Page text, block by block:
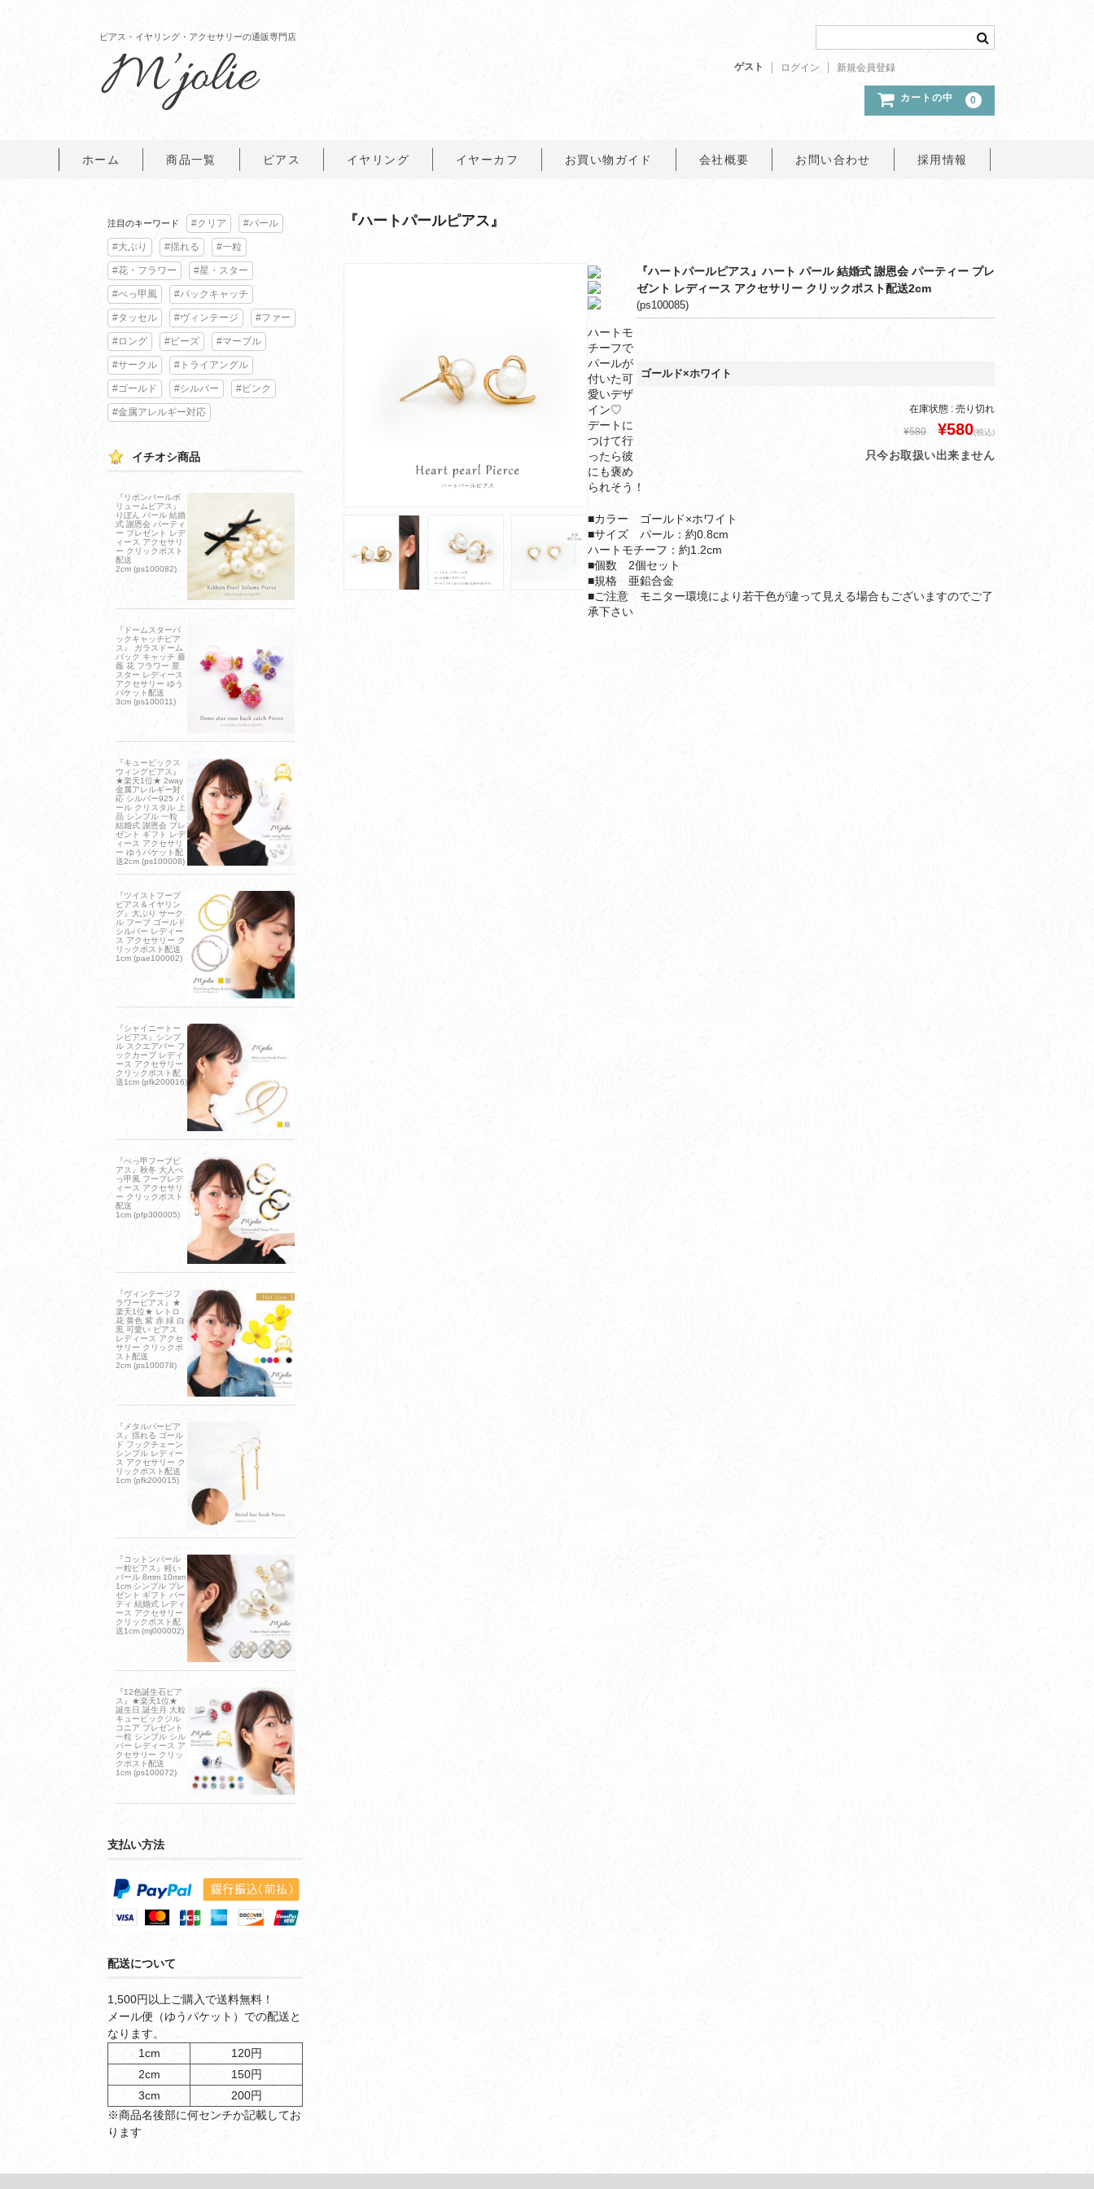
ピアス・イヤリング・アクセサリーの通販専門店
ゲスト ログイン 新規会員登録
カートの中 0
ホーム 商品一覧 ピアス イヤリング イヤーカフ お買い物ガイド 会社概要 お問い合わせ 採用情報
『ハートパールピアス』
『ハートパールピアス』ハート パール 結婚式 謝恩会 パーティー プレ
ゼント レディース アクセサリー クリックポスト配送2cm
(ps100085)
ゴールド×ホワイト
在庫状態 : 売り切れ
¥580 ¥580(税込)
只今お取扱い出来ません
ハートモ
チーフで
パールが
付いた可
愛いデザ
イン♡
デートに
つけて行
ったら彼
にも褒め
られそう！
■カラー ゴールド×ホワイト
■サイズ パール：約0.8cm
ハートモチーフ：約1.2cm
■個数 2個セット
■規格 亜鉛合金
■ご注意 モニター環境により若干色が違って見える場合もございますのでご了
承下さい
注目のキーワード #クリア #パール
#大ぶり #揺れる #一粒
#花・フラワー #星・スター
#べっ甲風 #バックキャッチ
#タッセル #ヴィンテージ #ファー
#ロング #ビーズ #マーブル
#サークル #トライアングル
#ゴールド #シルバー #ピンク
#金属アレルギー対応
イチオシ商品
『リボンパールボ
リュームピアス』
りぼん パール 結婚
式 謝恩会 パーティ
ー プレゼント レデ
ィース アクセサリ
ー クリックポスト
配送
2cm (ps100082)
『ドームスターバ
ックキャッチピア
ス』 ガラスドーム
バック キャッチ 薔
薇 花 フラワー 星
スター レディース
アクセサリー ゆう
パケット配送
3cm (ps100011)
『キュービックス
ウィングピアス』
★楽天1位★ 2way
金属アレルギー対
応 シルバー925 パ
ール クリスタル 上
品 シンプル 一粒
結婚式 謝恩会 プレ
ゼント ギフト レデ
ィース アクセサリ
ー ゆうパケット配
送2cm (ps100008)
『ツイストフープ
ピアス＆イヤリン
グ』大ぶり サーク
ル フープ ゴールド
シルバー レディー
ス アクセサリー ク
リックポスト配送
1cm (pae100002)
『シャイニートー
ンピアス』シンプ
ル スクエアバー フ
ックカーブ レディ
ース アクセサリー
クリックポスト配
送1cm (pfk200016)
『べっ甲フープピ
アス』秋冬 大人べ
っ甲風 フープレデ
ィース アクセサリ
ー クリックポスト
配送
1cm (pfp300005)
『ヴィンテージフ
ラワーピアス』★
楽天1位★ レトロ
花 黄色 紫 赤 緑 白
黒 可愛い ピアス
レディース アクセ
サリー クリックポ
スト配送
2cm (ps100078)
『メタルバーピア
ス』揺れる ゴール
ド フックチェーン
シンプル レディー
ス アクセサリー ク
リックポスト配送
1cm (pfk200015)
『コットンパール
一粒ピアス』軽い
パール 8mm 10mm
1cm シンプル プレ
ゼント ギフト パー
ティ 結婚式 レディ
ース アクセサリー
クリックポスト配
送1cm (mj000002)
『12色誕生石ピア
ス』★楽天1位★
誕生日 誕生月 大粒
キュービックジル
コニア プレゼント
一粒 シンプル シル
バー レディース ア
クセサリー クリッ
クポスト配送
1cm (ps100072)
支払い方法
配送について
1,500円以上ご購入で送料無料！
メール便（ゆうパケット）での配送と
なります。
1cm
120円
2cm
150円
3cm
200円
※商品名後部に何センチか記載してお
ります